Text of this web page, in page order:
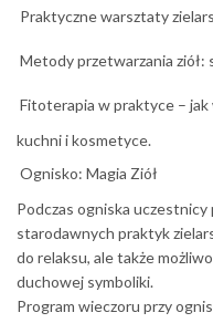
Praktyczne warsztaty
Metody przetwarzania ziół:
Fitoterapia w praktyce – jak
kuchni i kosmetyce.
Ognisko: Magia Ziół
Podczas ogniska
starodawnych praktyk
do relaksu, ale także
duchowej symboliki.
Program wieczoru przy